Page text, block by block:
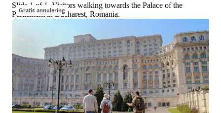
Gratis annulering
Slide 1 of 1, Visitors walking towards the Palace of the
Parliament in Bucharest, Romania.